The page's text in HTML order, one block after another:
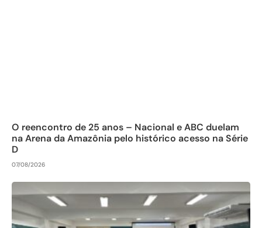
O reencontro de 25 anos – Nacional e ABC duelam
na Arena da Amazônia pelo histórico acesso na Série
D
07/08/2026